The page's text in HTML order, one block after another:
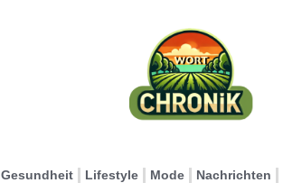
Gesundheit Lifestyle Mode Nachrichten